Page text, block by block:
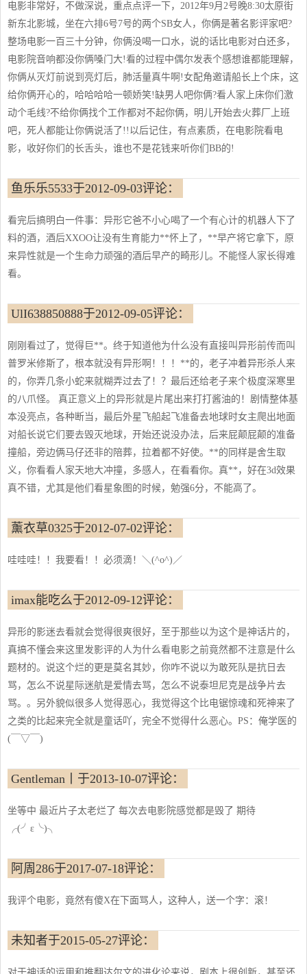
电影非常好，不做深说，重点点评一下，2012年9月2号晚8:30太原街
新东北影城，坐在六排6号7号的两个SB女人，你俩是著名影评家吧?
整场电影一百三十分钟，你俩没喝一口水，说的话比电影对白还多，
电影院音响都没你俩嗓门大!看的过程中偶尔发表个感想谁都能理解，
你俩从灭灯前说到亮灯后，肺活量真牛啊!女配角邀请船长上个床，这
给你俩开心的，哈哈哈哈一顿娇笑!缺男人吧你俩?看人家上床你们激
动个毛线?不给你俩找个工作都对不起你俩，明儿开始去火葬厂上班
吧，死人都能让你俩说活了!!以后记住，有点素质，在电影院看电
影，收好你们的长舌头，谁也不是花钱来听你们BB的!
鱼乐乐5533于2012-09-03评论：
看完后搞明白一件事：异形它爸不小心喝了一个有心计的机器人下了
料的酒，酒后XXOO让没有生育能力**怀上了，**早产将它拿下，原
来异性就是一个生命力顽强的酒后早产的畸形儿。不能怪人家长得难
看。
UlI638850888于2012-09-05评论：
刚刚看过了，觉得巨**。终于知道他为什么没有直接叫异形前传而叫
普罗米修斯了，根本就没有异形啊！！！**的，老子冲着异形杀人来
的，你弄几条小蛇来就糊弄过去了！？最后还给老子来个极度深寒里
的八爪怪。 真正意义上的异形就是片尾出来打打酱油的！剧情整体基
本没亮点，各种断当，最后外星飞船起飞准备去地球时女主爬出地面
对船长说它们要去毁灭地球，开始还说没办法，后来屁颠屁颠的准备
撞船，旁边俩马仔还非的陪葬，拉着都不好使。**的同样是舍生取
义，你看看人家天地大冲撞，多感人，在看看你。真**，好在3d效果
真不错，尤其是他们看星象图的时候，勉强6分，不能高了。
薰衣草0325于2012-07-02评论：
哇哇哇！！我要看！！必须滴！＼(^o^)／
imax能吃么于2012-09-12评论：
异形的影迷去看就会觉得很爽很好，至于那些以为这个是神话片的，
真搞不懂会来这里发影评的人为什么看电影之前竟然都不注意是什么
题材的。说这个烂的更是莫名其妙，你咋不说以为敢死队是抗日去
骂，怎么不说星际迷航是爱情去骂，怎么不说泰坦尼克是战争片去
骂。。另外貌似很多人觉得恶心，我觉得这个比电锯惊魂和死神来了
之类的比起来完全就是童话吖，完全不觉得什么恶心。PS：俺学医的
(￣▽￣)
Gentleman丨于2013-10-07评论：
坐等中 最近片子太老烂了 每次去电影院感觉都是毁了 期待
╭(╯ε╰)╮
阿周286于2017-07-18评论：
我评个电影，竟然有傻X在下面骂人，这种人，送一个字：滚！
未知者于2015-05-27评论：